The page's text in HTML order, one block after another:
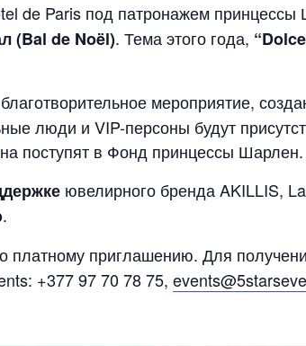
de Paris под патронажем
(Bal de Noël). Тема этого года,
мероприятие,
люди и VIP-персоны будут
поступят в Фонд принцессы Шарлен.
ювелирного бренда AKILLIS,
.
платному приглашению. Для
+377 97 70 78 75,